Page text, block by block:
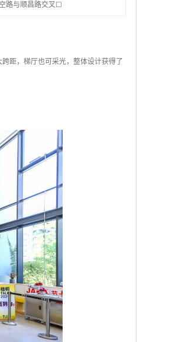
路与顺昌路交叉☐
距，梯厅也可采光，整体设计获得了